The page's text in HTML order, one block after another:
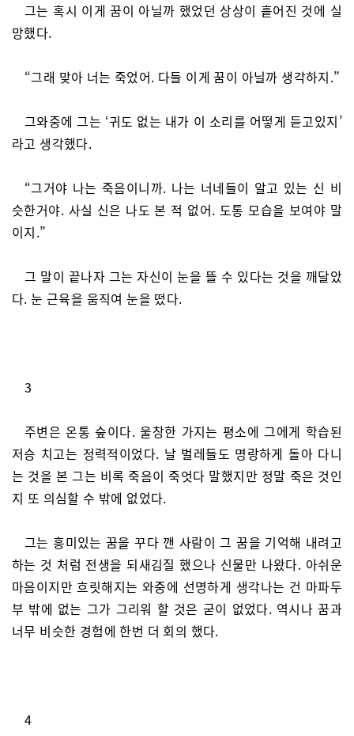
그는 혹시 이게 꿈이 아닐까 했었던 상상이 흩어진 것에 실
망했다.
“그래 맞아 너는 죽었어. 다들 이게 꿈이 아닐까 생각하지.”
그와중에 그는 ‘귀도 없는 내가 이 소리를 어떻게 듣고있지’
라고 생각했다.
“그거야 나는 죽음이니까. 나는 너네들이 알고 있는 신 비
슷한거야. 사실 신은 나도 본 적 없어. 도통 모습을 보여야 말
이지.”
그 말이 끝나자 그는 자신이 눈을 뜰 수 있다는 것을 깨달았
다. 눈 근육을 움직여 눈을 떴다.
3
주변은 온통 숲이다. 울창한 가지는 평소에 그에게 학습된
저승 치고는 정력적이었다. 날 벌레들도 명랑하게 돌아 다니
는 것을 본 그는 비록 죽음이 죽엇다 말했지만 정말 죽은 것인
지 또 의심할 수 밖에 없었다.
그는 흥미있는 꿈을 꾸다 깬 사람이 그 꿈을 기억해 내려고
하는 것 처럼 전생을 되새김질 했으나 신물만 나왔다. 아쉬운
마음이지만 흐릿해지는 와중에 선명하게 생각나는 건 마파두
부 밖에 없는 그가 그리워 할 것은 굳이 없었다. 역시나 꿈과
너무 비슷한 경험에 한번 더 회의 했다.
4